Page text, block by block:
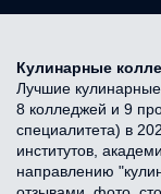
Кулинарные
Лучшие
8 колледжей и 9
специалитета) в
институтов,
направлению